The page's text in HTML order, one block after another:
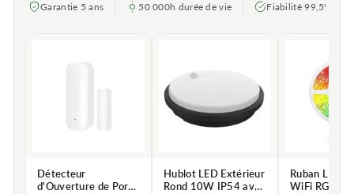
Garantie 5 ans 50 000h durée de vie Fiabilité 99,5%
Détecteur
d'Ouverture de Porte
Hublot LED Extérieur
Rond 10W IP54 avec
Ruban LED
WiFi RGBW